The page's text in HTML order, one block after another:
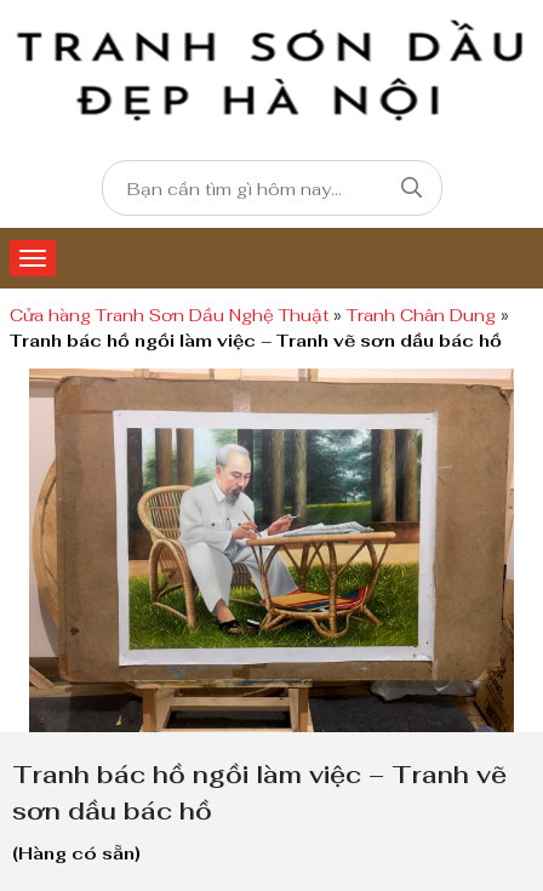
Cửa hàng Tranh Sơn Dầu Nghệ Thuật »Tranh Chân Dung »
Tranh bác hồ ngồi làm việc – Tranh vẽ sơn dầu bác hồ
Tranh bác hồ ngồi làm việc – Tranh vẽ
sơn dầu bác hồ
(Hàng có sẵn)